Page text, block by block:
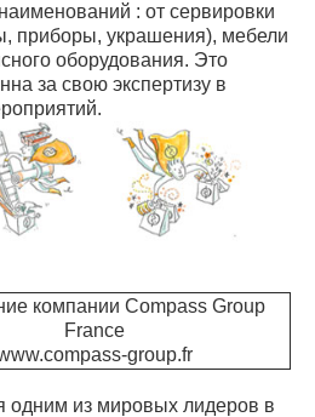
: от сервировки
приборы, украшения), мебели
оборудования. Это
за свою экспертизу в
компании Compass Group
France
group.fr
одним из мировых лидеров в